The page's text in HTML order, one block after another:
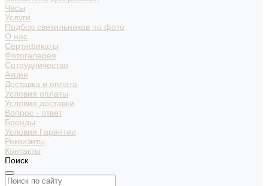
Часы
Услуги
Подбор светильников по фото
О нас
Сертификаты
Фотогалерея
Сотрудничество
Акции
Доставка и оплата
Условия оплаты
Условия доставки
Вопрос - ответ
Бренды
Условия Гарантии
Реквизиты
Контакты
Поиск